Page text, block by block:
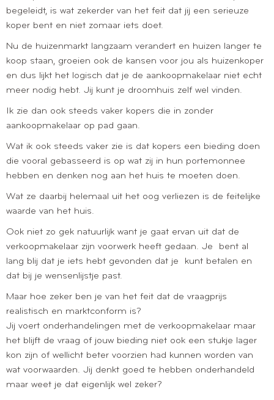
begeleidt, is wat zekerder van het feit dat jij een serieuze
koper bent en niet zomaar iets doet.
Nu de huizenmarkt langzaam verandert en huizen langer te
koop staan, groeien ook de kansen voor jou als huizenkoper
en dus lijkt het logisch dat je de aankoopmakelaar niet echt
meer nodig hebt. Jij kunt je droomhuis zelf wel vinden.
Ik zie dan ook steeds vaker kopers die in zonder
aankoopmakelaar op pad gaan.
Wat ik ook steeds vaker zie is dat kopers een bieding doen
die vooral gebasseerd is op wat zij in hun portemonnee
hebben en denken nog aan het huis te moeten doen.
Wat ze daarbij helemaal uit het oog verliezen is de feitelijke
waarde van het huis.
Ook niet zo gek natuurlijk want je gaat ervan uit dat de
verkoopmakelaar zijn voorwerk heeft gedaan. Je bent al
lang blij dat je iets hebt gevonden dat je kunt betalen en
dat bij je wensenlijstje past.
Maar hoe zeker ben je van het feit dat de vraagprijs
realistisch en marktconform is?
Jij voert onderhandelingen met de verkoopmakelaar maar
het blijft de vraag of jouw bieding niet ook een stukje lager
kon zijn of wellicht beter voorzien had kunnen worden van
wat voorwaarden. Jij denkt goed te hebben onderhandeld
maar weet je dat eigenlijk wel zeker?